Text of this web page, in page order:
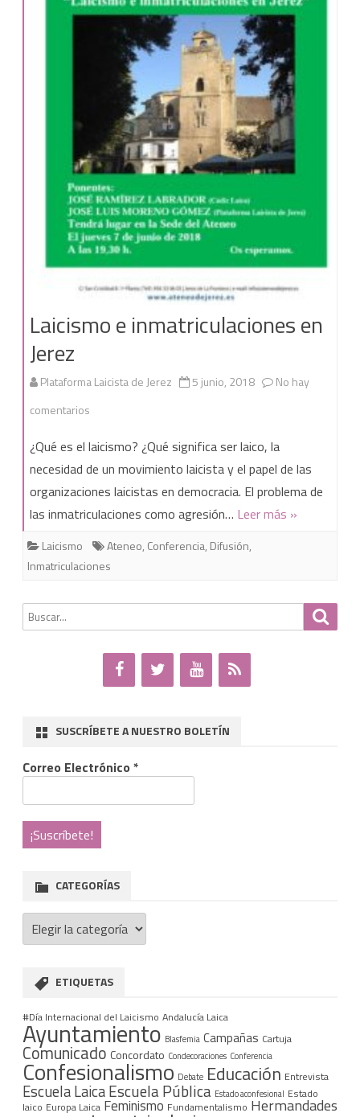
Laicismo e inmatriculaciones en
Jerez
Plataforma Laicista de Jerez 5 junio, 2018
No hay
comentarios
e
inmatriculaciones
en
Jerez
¿Qué es el laicismo? ¿Qué significa ser laico, la
necesidad de un movimiento laicista y el papel de las
organizaciones laicistas en democracia. El problema de
las inmatriculaciones como agresión… Leer más »
Laicismo Ateneo, Conferencia, Difusión,
Inmatriculaciones
Buscar
por:
SUSCRÍBETE A NUESTRO BOLETÍN
Correo Electrónico *
CATEGORÍAS
Categorías
ETIQUETAS
#Día Internacional del Laicismo Andalucía Laica
Ayuntamiento Blasfemia Campañas Cartuja
Comunicado Concordato Condecoraciones Conferencia
Confesionalismo Debate Educación Entrevista
Escuela LaicaEscuela Pública Estado aconfesional Estado
laico Europa Laica Feminismo Fundamentalismo Hermandades